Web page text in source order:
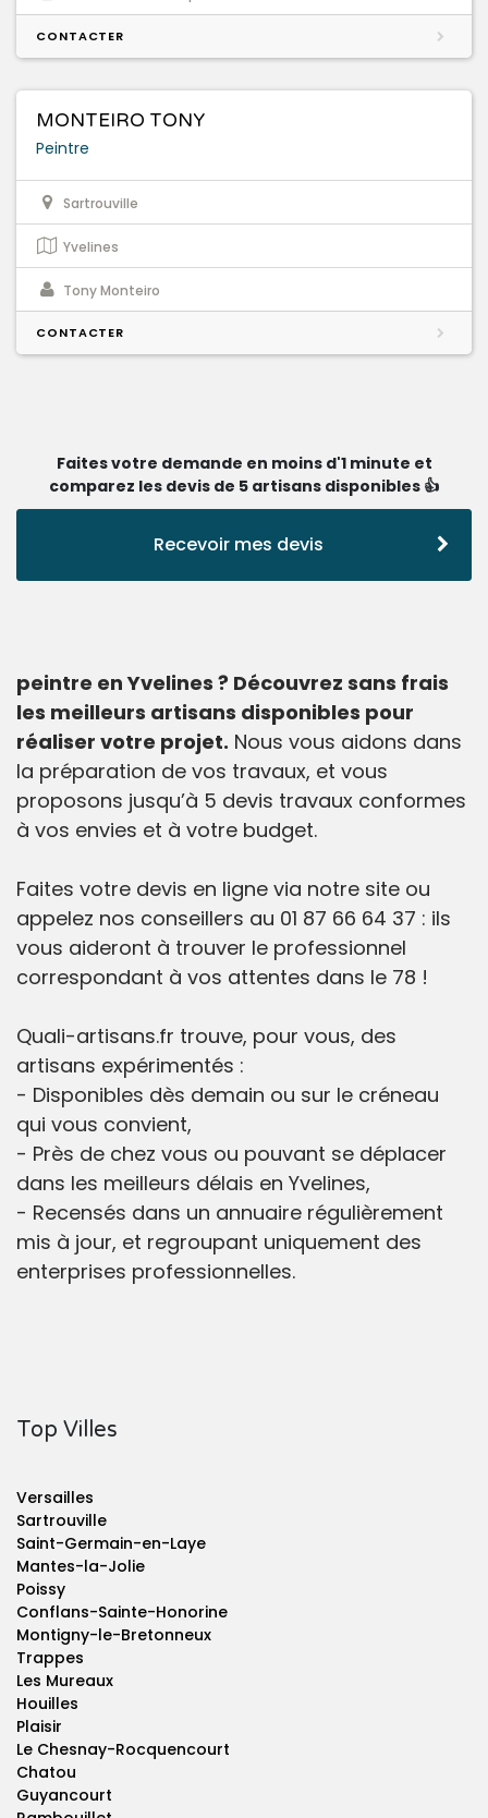
CONTACTER
MONTEIRO TONY
Peintre
Sartrouville
Yvelines
Tony Monteiro
CONTACTER
Faites votre demande en moins d'1 minute et
comparez les devis de 5 artisans disponibles 👍
Recevoir mes devis
peintre en Yvelines ? Découvrez sans frais
les meilleurs artisans disponibles pour
réaliser votre projet. Nous vous aidons dans
la préparation de vos travaux, et vous
proposons jusqu’à 5 devis travaux conformes
à vos envies et à votre budget.
Faites votre devis en ligne via notre site ou
appelez nos conseillers au 01 87 66 64 37 : ils
vous aideront à trouver le professionnel
correspondant à vos attentes dans le 78 !
Quali-artisans.fr trouve, pour vous, des
artisans expérimentés :
- Disponibles dès demain ou sur le créneau
qui vous convient,
- Près de chez vous ou pouvant se déplacer
dans les meilleurs délais en Yvelines,
- Recensés dans un annuaire régulièrement
mis à jour, et regroupant uniquement des
enterprises professionnelles.
Top Villes
Versailles
Sartrouville
Saint-Germain-en-Laye
Mantes-la-Jolie
Poissy
Conflans-Sainte-Honorine
Montigny-le-Bretonneux
Trappes
Les Mureaux
Houilles
Plaisir
Le Chesnay-Rocquencourt
Chatou
Guyancourt